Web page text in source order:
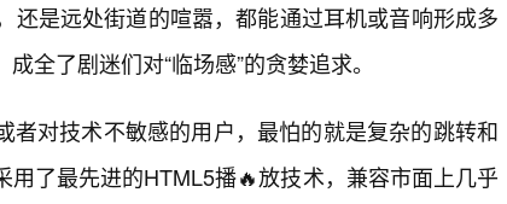
还是远处街道的喧嚣，都能通过耳机或音响形成多
全了剧迷们对“临场感”的贪婪追求。
者对技术不敏感的用户，最怕的就是复杂的跳转和
了最先进的HTML5播🔥放技术，兼容市面上几乎